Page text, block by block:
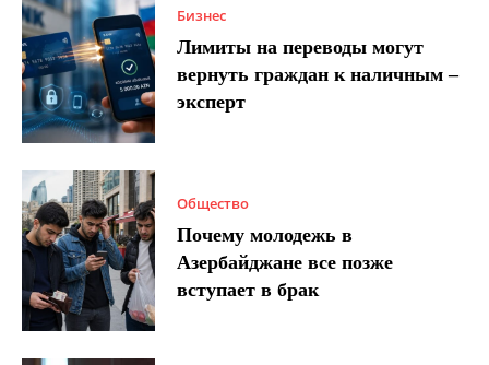
Бизнес
Лимиты на переводы могут
вернуть граждан к наличным –
эксперт
Общество
Почему молодежь в
Азербайджане все позже
вступает в брак